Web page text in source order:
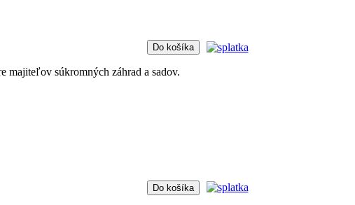
Do košíka
majiteľov súkromných záhrad a sadov.
Do košíka